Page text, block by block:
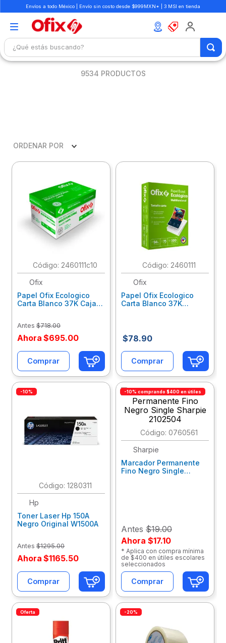
Envíos a todo México | Envío sin costo desde $999MXN* | 3 MSI en tienda
¿Qué estás buscando?
9534 PRODUCTOS
ORDENAR POR
: 2460111c10
Ofix
Papel Ofix Ecologico
Carta Blanco 37K Caja
Antes $718.00
Ahora $695.00
Comprar
: 2460111
Ofix
Papel Ofix Ecologico
Carta Blanco 37K
$78.90
Comprar
-10%
: 1280311
Hp
Toner Laser Hp 150A
Negro Original W1500A
Antes $1295.00
Ahora $1165.50
Comprar
-10% comprando $400 en útiles
: 0760561
Sharpie
Marcador Permanente
Fino Negro Single
Antes $19.00
Ahora $17.10
* Aplica con compra mínima
de $400 en útiles escolares
seleccionados
Comprar
Oferta -20%
escritorio
sacapuntas
escolar